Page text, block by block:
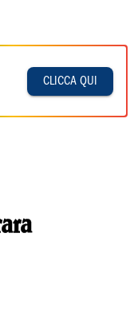
CLICCA QUI